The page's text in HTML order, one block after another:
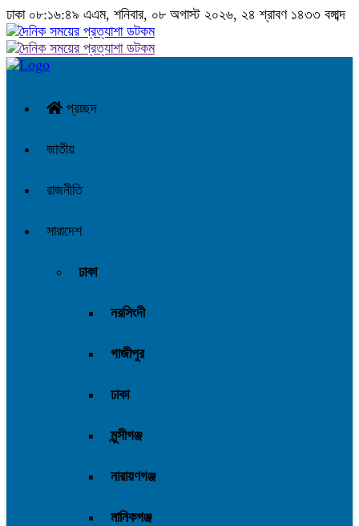
ঢাকা ০৮:১৬:৪৯ এএম, শনিবার, ০৮ অগাস্ট ২০২৬, ২৪ শ্রাবণ ১৪৩৩ বঙ্গাব্দ
প্রচ্ছদ
জাতীয়
রাজনীতি
সারাদেশ
ঢাকা
নরসিংদী
গাজীপুর
ঢাকা
মুন্সীগঞ্জ
নারায়ণগঞ্জ
মানিকগঞ্জ